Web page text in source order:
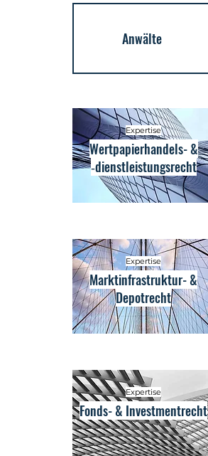
Anwälte
Expertise
Wertpapierhandels- &
‑dienstleistungsrecht
Expertise
Marktinfrastruktur- &
Depotrecht
Expertise
Fonds- & Investmentrecht